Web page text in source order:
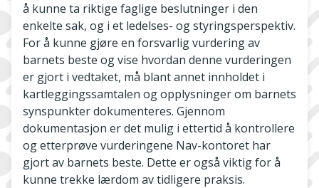
å kunne ta riktige faglige beslutninger i den
enkelte sak, og i et ledelses- og styringsperspektiv.
For å kunne gjøre en forsvarlig vurdering av
barnets beste og vise hvordan denne vurderingen
er gjort i vedtaket, må blant annet innholdet i
kartleggingssamtalen og opplysninger om barnets
synspunkter dokumenteres. Gjennom
dokumentasjon er det mulig i ettertid å kontrollere
og etterprøve vurderingene Nav-kontoret har
gjort av barnets beste. Dette er også viktig for å
kunne trekke lærdom av tidligere praksis.